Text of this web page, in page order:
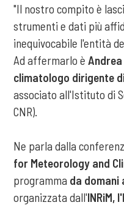
"Il nostro compito è
strumenti e dati più
inequivocabile l'entità
Ad affermarlo è
climatologo dirigente
associato all'Istituto di
CNR).
Ne parla dalla
for Meteorology and
programma da domani
organizzata dall'INRiM,